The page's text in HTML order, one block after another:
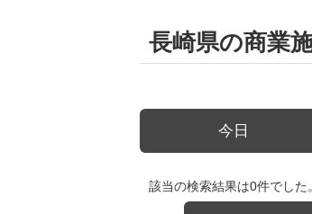
長崎県の商業
今日
該当の検索結果は0件でした